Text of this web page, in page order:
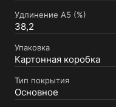
Удлинение А5 (%)
38,2
Упаковка
Картонная коробка
Тип покрытия
Основное